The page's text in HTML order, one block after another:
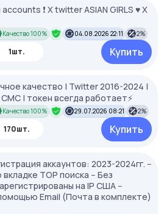
❗️ X twitter ASIAN GIRLS ♥️ Х
Качество 100% 04.08.2026 22:11 2%
1шт. Купить
качество | Twitter 2016-2024 |
| токен всегда работает⚡️
Качество 100% 29.07.2026 08:21 2%
170шт. Купить
аккаунтов: 2023-2024гг. --
TOP поиска -- Без
на IP США --
Email (Почта в комплекте)